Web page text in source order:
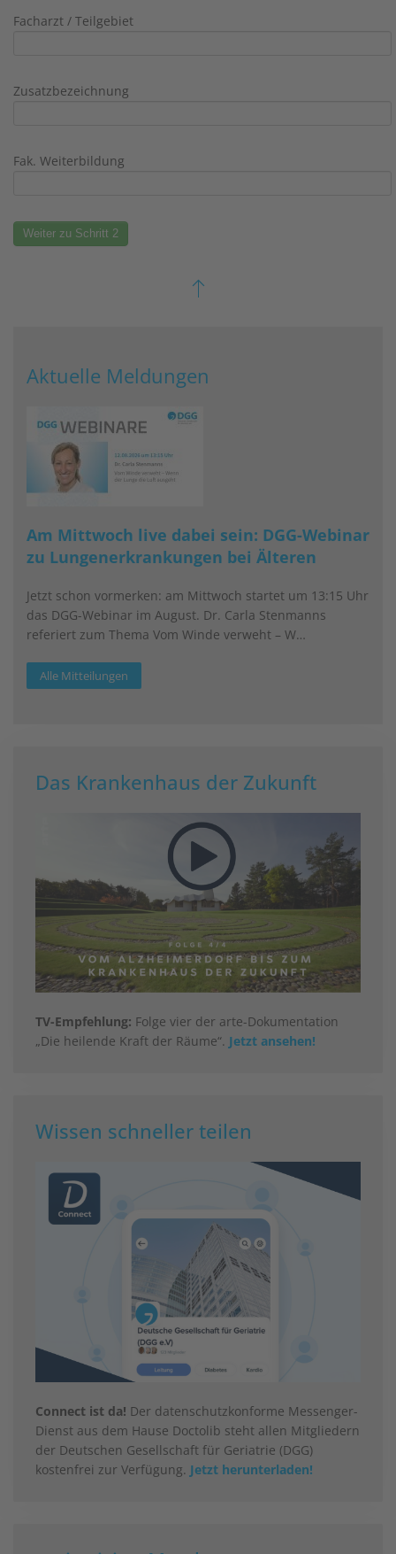
Facharzt / Teilgebiet
Zusatzbezeichnung
Fak. Weiterbildung
Weiter zu Schritt 2
Aktuelle Meldungen
Am Mittwoch live dabei sein: DGG-Webinar
zu Lungenerkrankungen bei Älteren
Jetzt schon vormerken: am Mittwoch startet um 13:15 Uhr
das DGG-Webinar im August. Dr. Carla Stenmanns
referiert zum Thema Vom Winde verweht – W…
Alle Mitteilungen
Das Krankenhaus der Zukunft
TV-Empfehlung: Folge vier der arte-Dokumentation
„Die heilende Kraft der Räume“. Jetzt ansehen!
Wissen schneller teilen
Connect ist da! Der datenschutzkonforme Messenger-
Dienst aus dem Hause Doctolib steht allen Mitgliedern
der Deutschen Gesellschaft für Geriatrie (DGG)
kostenfrei zur Verfügung. Jetzt herunterladen!